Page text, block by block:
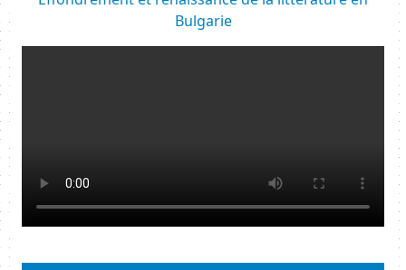
Bulgarie